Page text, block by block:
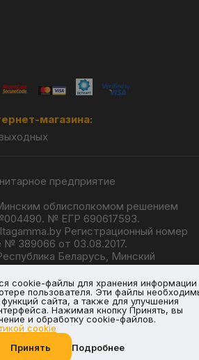
магазина:
предприятие
облисполкомом решением
№ ЕГР 690617593.
Регистрационный номер
№ 389066 от 03.08.2017.
Беларусь, Минский
ул. Линейная, 4/1.
— Giperlink.by
cookie-файлы для хранения информации
пользователя. Эти файлы
сайта, а также для улучшения
Нажимая кнопку Принять, вы
и обработку cookie-файлов.
cookie
Принять
Подробнее